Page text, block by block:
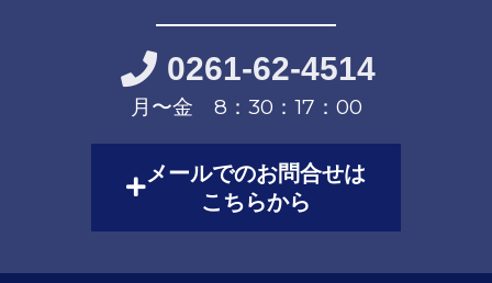
0261-62-4514
月〜金 8：30：17：00
メールでのお問合せは
こちらから